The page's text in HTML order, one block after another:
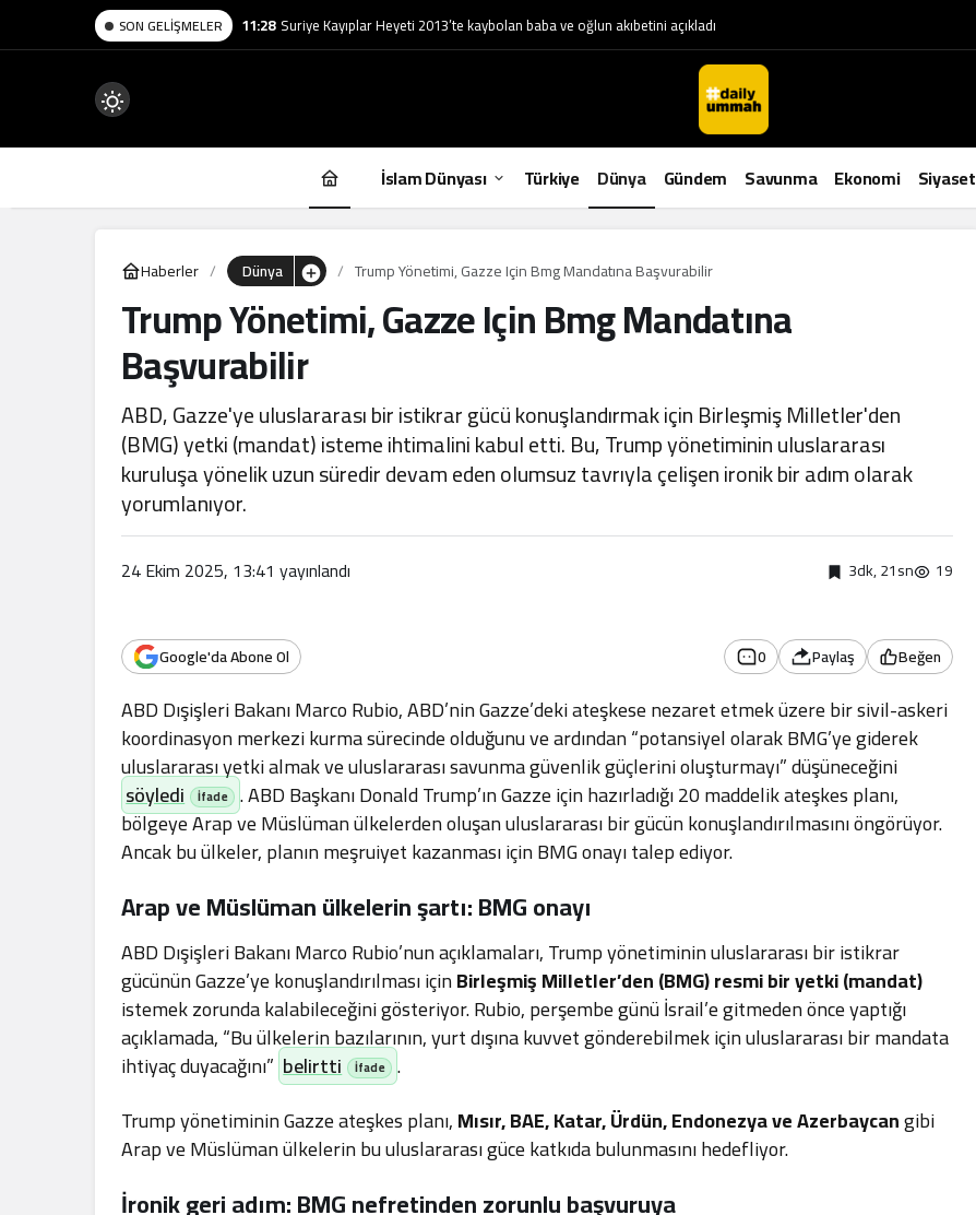
SON GELIŞMELER 11:28 Suriye Kayıplar Heyeti 2013’te kaybolan baba ve oğlun akıbetini açıkladı
Mod
değiştir
İslam Dünyası Türkiye Dünya Gündem Savunma Ekonomi Siyaset
Haberler Dünya Trump Yönetimi, Gazze Için Bmg Mandatına Başvurabilir
Trump Yönetimi, Gazze Için Bmg Mandatına
Başvurabilir
ABD, Gazze'ye uluslararası bir istikrar gücü konuşlandırmak için Birleşmiş Milletler'den
(BMG) yetki (mandat) isteme ihtimalini kabul etti. Bu, Trump yönetiminin uluslararası
kuruluşa yönelik uzun süredir devam eden olumsuz tavrıyla çelişen ironik bir adım olarak
yorumlanıyor.
24 Ekim 2025, 13:41 yayınlandı 3dk, 21sn 19
Google'da Abone Ol 0 Paylaş Beğen
ABD Dışişleri Bakanı Marco Rubio, ABD’nin Gazze’deki ateşkese nezaret etmek üzere bir sivil-askeri
koordinasyon merkezi kurma sürecinde olduğunu ve ardından “potansiyel olarak BMG’ye giderek
uluslararası yetki almak ve uluslararası savunma güvenlik güçlerini oluşturmayı” düşüneceğini
söyledi . ABD Başkanı Donald Trump’ın Gazze için hazırladığı 20 maddelik ateşkes planı,
bölgeye Arap ve Müslüman ülkelerden oluşan uluslararası bir gücün konuşlandırılmasını öngörüyor.
Ancak bu ülkeler, planın meşruiyet kazanması için BMG onayı talep ediyor.
Arap ve Müslüman ülkelerin şartı: BMG onayı
ABD Dışişleri Bakanı Marco Rubio’nun açıklamaları, Trump yönetiminin uluslararası bir istikrar
gücünün Gazze’ye konuşlandırılması içinBirleşmiş Milletler’den (BMG) resmi bir yetki (mandat)
istemek zorunda kalabileceğini gösteriyor. Rubio, perşembe günü İsrail’e gitmeden önce yaptığı
açıklamada, “Bu ülkelerin bazılarının, yurt dışına kuvvet gönderebilmek için uluslararası bir mandata
ihtiyaç duyacağını” belirtti
.
Trump yönetiminin Gazze ateşkes planı,Mısır, BAE, Katar, Ürdün, Endonezya ve Azerbaycangibi
Arap ve Müslüman ülkelerin bu uluslararası güce katkıda bulunmasını hedefliyor.
İronik geri adım: BMG nefretinden zorunlu başvuruya